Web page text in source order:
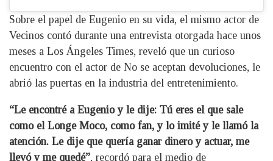
Sobre el papel de Eugenio en su vida, el mismo actor de
Vecinos contó durante una entrevista otorgada hace unos
meses a Los Ángeles Times, reveló que un curioso
encuentro con el actor de No se aceptan devoluciones, le
abrió las puertas en la industria del entretenimiento.
“Le encontré a Eugenio y le dije: Tú eres el que sale
como el Longe Moco, como fan, y lo imité y le llamó la
atención. Le dije que quería ganar dinero y actuar, me
llevó y me quedé”, recordó para el medio de